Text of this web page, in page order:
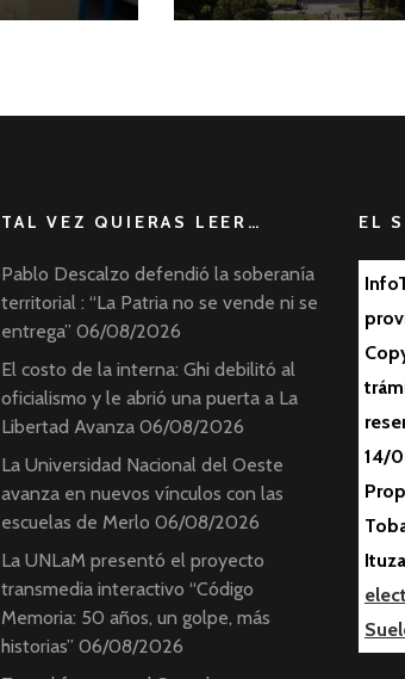
TAL VEZ QUIERAS LEER…
Pablo Descalzo defendió la soberanía
territorial : “La Patria no se vende ni se
entrega” 06/08/2026
El costo de la interna: Ghi debilitó al
oficialismo y le abrió una puerta a La
Libertad Avanza 06/08/2026
La Universidad Nacional del Oeste
avanza en nuevos vínculos con las
escuelas de Merlo 06/08/2026
La UNLaM presentó el proyecto
transmedia interactivo “Código
Memoria: 50 años, un golpe, más
historias” 06/08/2026
EL
14/